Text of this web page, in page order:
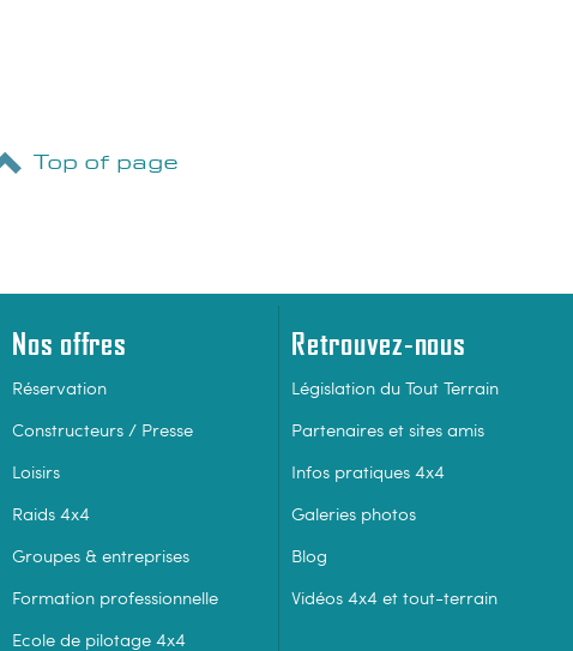
Top of page
Nos offres
Réservation
Constructeurs / Presse
Loisirs
Raids 4x4
Groupes & entreprises
Formation professionnelle
Ecole de pilotage 4x4
Retrouvez-nous
Législation du Tout Terrain
Partenaires et sites amis
Infos pratiques 4x4
Galeries photos
Blog
Vidéos 4x4 et tout-terrain